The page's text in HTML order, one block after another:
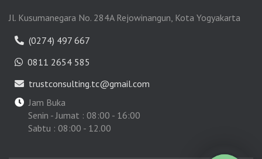
Jl. Kusumanegara No. 284A Rejowinangun, Kota Yogyakarta
(0274) 497 667
0811 2654 585
trustconsulting.tc@gmail.com
Jam Buka
Senin - Jumat : 08:00 - 16:00
Sabtu : 08:00 - 12.00